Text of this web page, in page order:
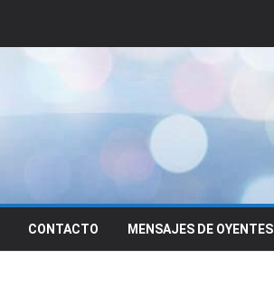
CONTACTO MENSAJES DE OYENTES